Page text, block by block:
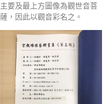
主要及最上方圖像為觀世音菩
薩，因此以觀音彩名之。